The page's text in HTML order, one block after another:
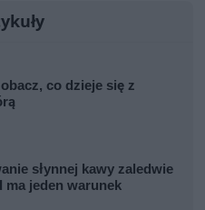
co dzieje się z
słynnej kawy zaledwie
ma jeden warunek